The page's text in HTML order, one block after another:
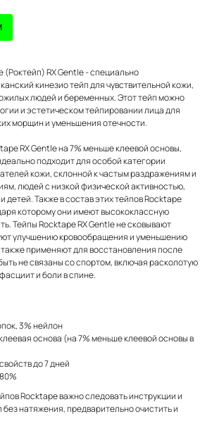
(Роктейп) RX Gentle - специально
кинезио тейп для чувствительной кожи,
людей и беременных. Этот тейп можно
и эстетическом тейпировании лица для
морщин и уменьшения отечности.
RX Gentle на 7% меньше клеевой основы,
подходит для особой категории
кожи, склонной к частым раздражениям и
людей с низкой физической активностью,
Также в состав этих тейпов Rocktape
которому они имеют высококлассную
Тейпы Rocktape RX Gentle не сковывают
улучшению кровообращения и уменьшению
применяют для восстановления после
не связаны со спортом, включая расколотую
и боли в спине.
3% нейлон
основа (на 7% меньше клеевой основы в
до 7 дней
Rocktape важно следовать инструкции и
натяжения, предварительно очистить и